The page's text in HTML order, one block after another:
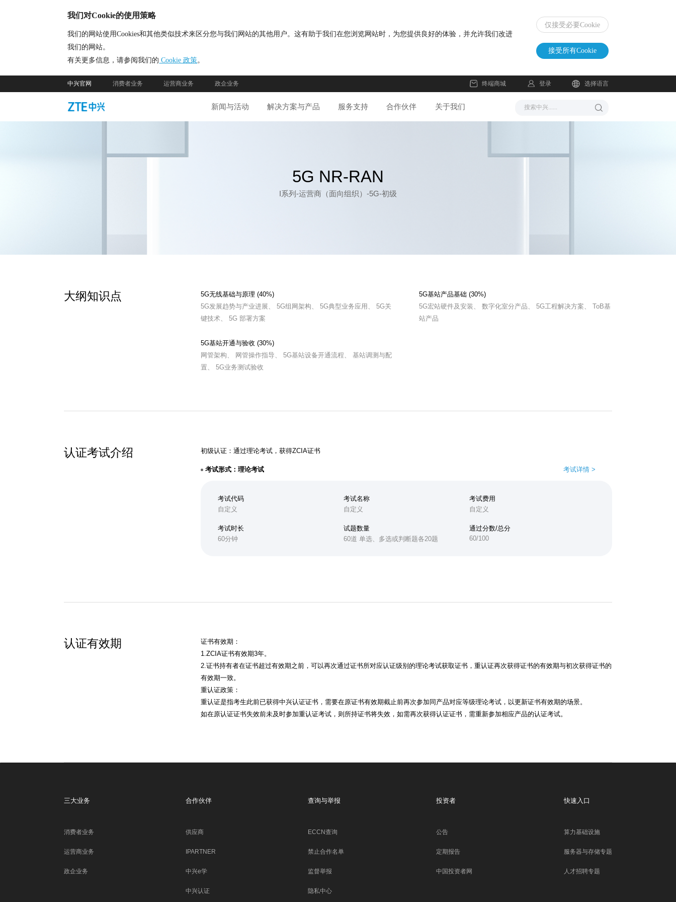
我们对Cookie的使用策略
我们的网站使用Cookies和其他类似技术来区分您与我们网站的其他用户。这有助于我们在您浏览网站时，为您提供良好的体验，并允许我们改进
我们的网站。
有关更多信息，请参阅我们的 Cookie 政策。
仅接受必要Cookie
接受所有Cookie
中兴官网 消费者业务 运营商业务 政企业务 终端商城 登录 选择语言
新闻与活动 解决方案与产品 服务支持 合作伙伴 关于我们
5G NR-RAN
I系列-运营商（面向组织）-5G-初级
大纲知识点
5G无线基础与原理 (40%)
5G发展趋势与产业进展、 5G组网架构、 5G典型业务应用、 5G关
键技术、 5G 部署方案
5G基站产品基础 (30%)
5G宏站硬件及安装、 数字化室分产品、 5G工程解决方案、 ToB基
站产品
5G基站开通与验收 (30%)
网管架构、 网管操作指导、 5G基站设备开通流程、 基站调测与配
置、 5G业务测试验收
认证考试介绍 初级认证：通过理论考试，获得ZCIA证书
考试形式：理论考试 考试详情 >
考试代码
自定义
考试名称
自定义
考试费用
自定义
考试时长
60分钟
试题数量
60道 单选、多选或判断题各20题
通过分数/总分
60/100
认证有效期
证书有效期：
1.ZCIA证书有效期3年。
2.证书持有者在证书超过有效期之前，可以再次通过证书所对应认证级别的理论考试获取证书，重认证再次获得证书的有效期与初次获得证书的
有效期一致。
重认证政策：
重认证是指考生此前已获得中兴认证证书，需要在原证书有效期截止前再次参加同产品对应等级理论考试，以更新证书有效期的场景。
如在原认证证书失效前未及时参加重认证考试，则所持证书将失效，如需再次获得认证证书，需重新参加相应产品的认证考试。
三大业务
消费者业务
运营商业务
政企业务
合作伙伴
供应商
IPARTNER
中兴e学
中兴认证
查询与举报
ECCN查询
禁止合作名单
监督举报
隐私中心
投资者
公告
定期报告
中国投资者网
快速入口
算力基础设施
服务器与存储专题
人才招聘专题